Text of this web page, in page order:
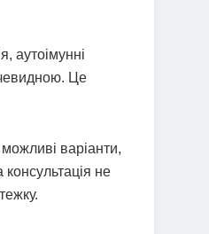
аутоімунні
Це
варіанти,
консультація не